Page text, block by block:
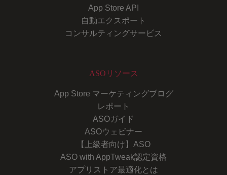
App Store API
自動エクスポート
コンサルティングサービス
ASOリソース
App Store マーケティングブログ
レポート
ASOガイド
ASOウェビナー
【上級者向け】ASO
ASO with AppTweak認定資格
アプリストア最適化とは